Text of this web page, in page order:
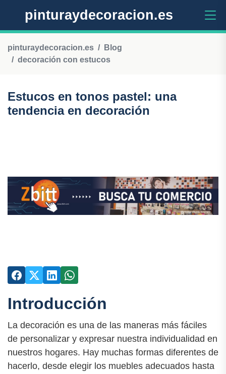
pinturaydecoracion.es
pinturaydecoracion.es
Blog
decoración con estucos
Estucos en tonos pastel: una
tendencia en decoración
Introducción
La decoración es una de las maneras más fáciles
de personalizar y expresar nuestra individualidad en
nuestros hogares. Hay muchas formas diferentes de
hacerlo, desde elegir los muebles adecuados hasta